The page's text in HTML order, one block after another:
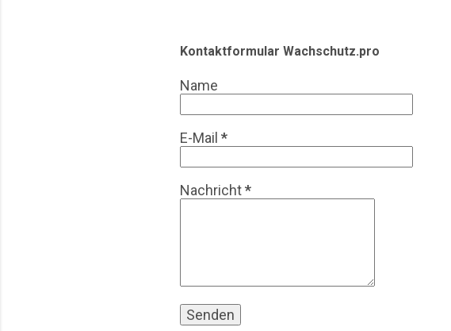
Kontaktformular Wachschutz.pro
Name
E-Mail *
Nachricht*